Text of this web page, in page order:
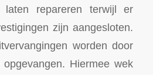
laten repareren terwijl er
zijn aangesloten.
worden door
opgevangen. Hiermee wek